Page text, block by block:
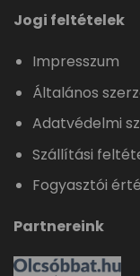
Jogi feltételek
Impresszum
Általános
Adatvédelmi
Szállítási
Fogyasztói
Partnereink